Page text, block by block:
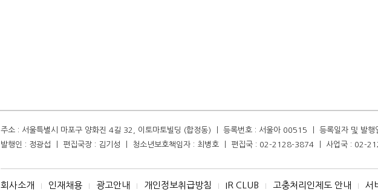
주소 : 서울특별시 마포구 양화진 4길 32, 이토마토빌딩 (합정동) ㅣ 등록번호 : 서울아 00515 ㅣ 등록일자 및 발
발행인 : 정광섭 ㅣ 편집국장 : 김기성 ㅣ 청소년보호책임자 : 최병호 ㅣ 편집국 : 02-2128-3874 ㅣ 사업국 : 02-
회사소개 I 인재채용 I 광고안내 I 개인정보취급방침 I IR CLUB I 고충처리인제도 안내 I 서